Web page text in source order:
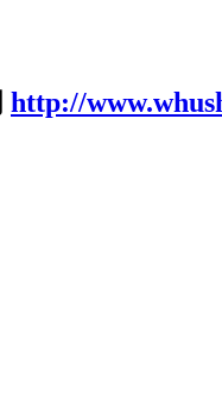
http://